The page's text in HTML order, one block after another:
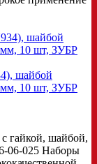
шайбой
10 шт, ЗУБР
гайкой, шайбой,
06-025 Наборы